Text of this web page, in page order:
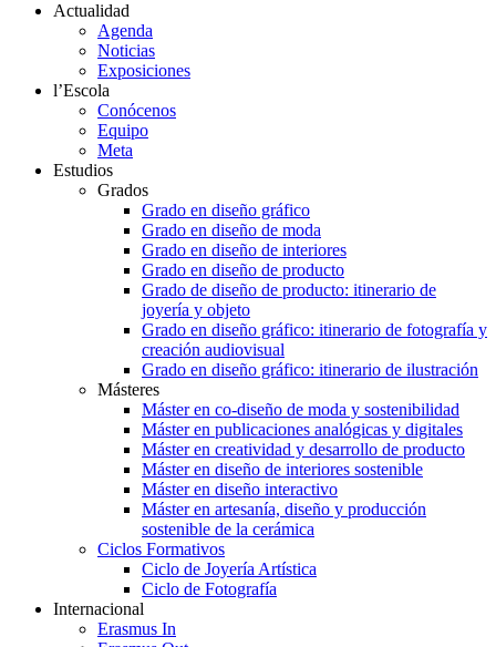
Actualidad
Agenda
Noticias
Exposiciones
l’Escola
Conócenos
Equipo
Meta
Estudios
Grados
Grado en diseño gráfico
Grado en diseño de moda
Grado en diseño de interiores
Grado en diseño de producto
Grado de diseño de producto: itinerario de
joyería y objeto
Grado en diseño gráfico: itinerario de fotografía y
creación audiovisual
Grado en diseño gráfico: itinerario de ilustración
Másteres
Máster en co-diseño de moda y sostenibilidad
Máster en publicaciones analógicas y digitales
Máster en creatividad y desarrollo de producto
Máster en diseño de interiores sostenible
Máster en diseño interactivo
Máster en artesanía, diseño y producción
sostenible de la cerámica
Ciclos Formativos
Ciclo de Joyería Artística
Ciclo de Fotografía
Internacional
Erasmus In